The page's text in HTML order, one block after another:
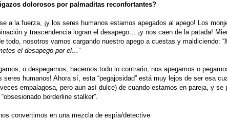
dolorosos por palmaditas reconfortantes?
a la fuerza, ¡y los seres humanos estamos apegados al apego! Los
y trascendencia logran el desapego… ¡y nos caen de la patada!
todo, nosotros vamos cargando nuestro apego a cuestas y maldiciendo: “
el desapego por el…”
o despegarnos, hacemos todo lo contrario, nos apegamos o
seres humanos! Ahora sí, esta “pegajosidad” está muy lejos de ser esa
empalagosa, pero aun así dulce) de cuando estamos en pareja, y se
borderline stalker”.
convertimos en una mezcla de espía/detective